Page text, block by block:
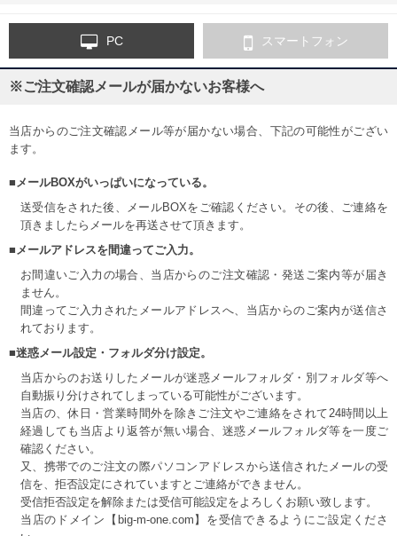
PC スマートフォン
※ご注文確認メールが届かないお客様へ
当店からのご注文確認メール等が届かない場合、下記の可能性がござい
ます。
■メールBOXがいっぱいになっている。
送受信をされた後、メールBOXをご確認ください。その後、ご連絡を
頂きましたらメールを再送させて頂きます。
■メールアドレスを間違ってご入力。
お間違いご入力の場合、当店からのご注文確認・発送ご案内等が届き
ません。
間違ってご入力されたメールアドレスへ、当店からのご案内が送信さ
れております。
■迷惑メール設定・フォルダ分け設定。
当店からのお送りしたメールが迷惑メールフォルダ・別フォルダ等へ
自動振り分けされてしまっている可能性がございます。
当店の、休日・営業時間外を除きご注文やご連絡をされて24時間以上
経過しても当店より返答が無い場合、迷惑メールフォルダ等を一度ご
確認ください。
又、携帯でのご注文の際パソコンアドレスから送信されたメールの受
信を、拒否設定にされていますとご連絡ができません。
受信拒否設定を解除または受信可能設定をよろしくお願い致します。
当店のドメイン【big-m-one.com】を受信できるようにご設定くださ